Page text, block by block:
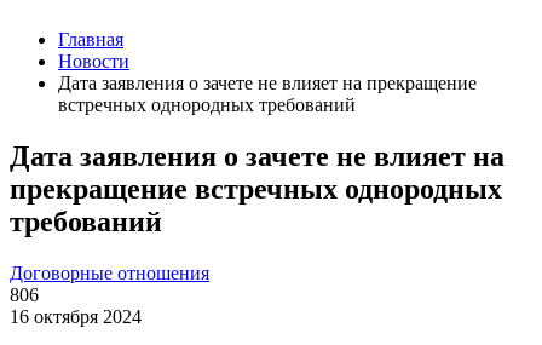
Главная
Новости
Дата заявления о зачете не влияет на прекращение
встречных однородных требований
Дата заявления о зачете не влияет на
прекращение встречных однородных
требований
Договорные отношения
806
16 октября 2024